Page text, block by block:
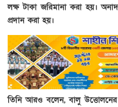
লক্ষ টাকা জরিমানা করা হয়।
প্রদান করা হয়।
তিনি আরও বলেন, বালু